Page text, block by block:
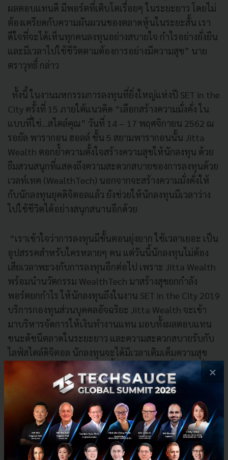
ผลตอบแทนดี มีพอร์ตที่เติบโตเรื่อยๆ ในระยะยาว โดยไม่
ต้องเครียดกับความผันผวนของตลาดหุ้นในระยะสั้น เรา
ดีใจที่จะได้เห็นทุกคนลงทุนอย่างสบายใจ กำไรอย่างยั่งยืน
และมีเวลาไปใช้ชีวิตตามต้องการอย่างมีความสุข” นาย
ตราวุทธิ์ กล่าว
ทั้งนี้ ในงานมหกรรมการลงทุนที่ยิ่งใหญ่แห่งปี SET in the
City ครั้งที่ 15 ภายใต้แนวคิด “เลือกสร้างความมั่งคั่ง ใน
แบบที่ใช่...สไตล์คุณ” วันที่ 14 – 17 พฤศจิกายน 2562 ณ
รอยัล พารากอน ฮอลล์ ชั้น 5 สยามพารากอนนั้น Jitta
Wealth ตอกย้ำความตั้งใจสร้างความสุขให้นักลงทุน ด้วย
ธีมสวนสนุกที่แสดงถึงความสะดวกสบายของการลงทุนด้วย
เวลท์เทค (WealthTech) นอกจากจะสร้างความมั่งคั่งให้
กับนักลงทุนยุคดิจิตอลแล้ว ยังช่วยให้นักลงทุนมีเวลาว่าง
ไปใช้ชีวิตได้อย่างสนุกสนานอีกด้วย
“เราเข้าใจว่าการลงทุนมีขั้นตอนยุ่งยาก ใช้เวลาเยอะ เป็น
อุปสรรคสำหรับใครหลายๆ คน แต่วันนี้นักลงทุนไม่ต้อง
เสียเวลาพะวงกับการลงทุนอีกต่อไป เพราะ Jitta Wealth
พร้อมนำนวัตกรรม WealthTech มาสร้างสุขยกกำลัง
พอร์ตยกกำไร ให้นักลงทุนถึงในงาน SET in the City 2019
บริการกองทุนส่วนบุคคลอัจฉริยะ Jitta Wealth จะเข้า
มาบริหารจัดการให้เงินทำงานแทน มอบทั้งผลตอบแทน
ชนะดัชนีตลาดในระยะยาว และความสะดวกสบายรับกับ
ไลฟ์สไตล์ดิจิตอล นักลงทุนจะได้มีเวลาเติมเต็มความสุข
ความสนุกสนานให้ชีวิตมากขึ้น” นายตราวุทธิ์ กล่าวเพิ่ม ×